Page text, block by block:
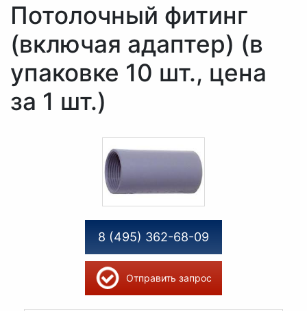
Потолочный фитинг
(включая адаптер) (в
упаковке 10 шт., цена
за 1 шт.)
8 (495) 362-68-09
Отправить запрос